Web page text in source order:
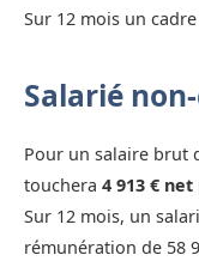
Sur 12 mois un
Salarié
Pour un salaire brut
touchera 4 913 €
Sur 12 mois, un
rémunération de 58